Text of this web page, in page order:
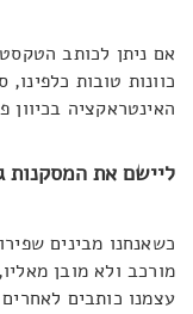
אם ניתן לכותב
כוונות טובות
האינטראקציה בכיוון
ליישם את המסקנות
כשאנחנו מבינים
מורכב ולא מובן
עצמנו כותבים